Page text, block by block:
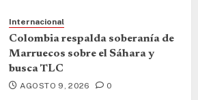
Internacional
Colombia respalda soberanía de
Marruecos sobre el Sáhara y
busca TLC
AGOSTO 9, 2026 0